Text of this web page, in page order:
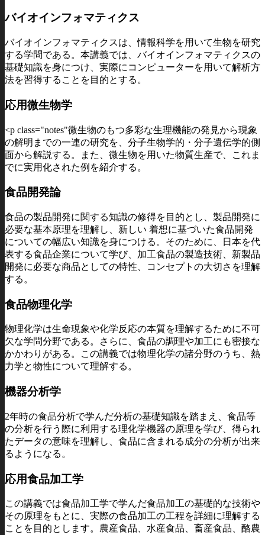
バイオインフォマティクス
バイオインフォマティクスは、情報科学を用いて生物を研究
する学問である。本講義では、バイオインフォマティクスの
基礎知識を身につけ、実際にコンピューターを用いて解析方
法を習得することを目的とする。
応用微生物学
<p class="notes"微生物のもつ多彩な生理機能の発見から現象
の解明までの一連の研究を、分子生物学的・分子遺伝学的側
面から解説する。また、微生物を用いた物質生産で、これま
でに実用化された例を紹介する。
食品開発論
食品の製品開発に関する知識の修得を目的とし、製品開発に
必要な基本原理を理解し、新しい 着想に基づいた食品開発
についての幅広い知識を身につける。そのために、日本を代
表する食品企業について学び、加工食品の製造技術、新製品
開発に必要な商品としての特性、コンセプトの大切さを理解
する。
食品物理化学
物理化学は生命現象や化学反応の本質を理解するために不可
欠な学問分野である。さらに、食品の調理や加工にも密接な
かかわりがある。この講義では物理化学の諸分野のうち、熱
力学と物性について理解する。
機器分析学
2年時の食品分析で学んだ分析の基礎知識を踏まえ、食品等
の分析を行う際に利用する理化学機器の原理を学び、得られ
たデータの意味を理解し、食品に含まれる成分の分析が出来
るようになる。
応用食品加工学
この講義では食品加工学で学んだ食品加工の基礎的な技術や
その原理をもとに、実際の食品加工の工程を詳細に理解する
ことを目的とします。農産食品、水産食品、畜産食品、酪農